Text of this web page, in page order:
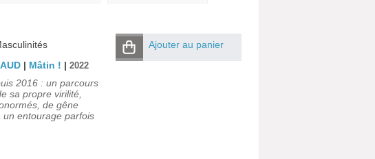
| Mâtin ! | 2022
2016 : un parcours
sa propre virilité,
de gêne
un entourage parfois
Ajouter au panier